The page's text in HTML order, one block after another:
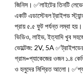
জিনিস। ✅লাইটের তিনটি
একটি এডাস্টেবল ট্রাইপড
প্রায় ৫.৫ ফুট পর্যন্ত লম্বা
ভিডিও, লাইভ, ইত্যাদি খুব
ভোল্টেজ: 2V, 5A
গ্রাম=প্যাকেজের ওজন ১.৪
ও হলুদের মিশ্রিত আলো।